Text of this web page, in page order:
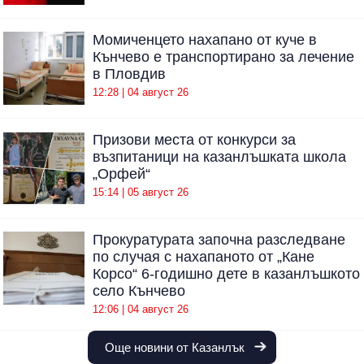
Момиченцето нахапано от куче в
Кънчево е транспортирано за лечение
в Пловдив
12:28 | 04 август 26
Призови места от конкурси за
възпитаници на казанлъшката школа
„Орфей“
15:14 | 05 август 26
Прокуратурата започна разследване
по случая с нахапаното от „Кане
Корсо“ 6-годишно дете в казанлъшкото
село Кънчево
12:06 | 04 август 26
Още новини от Казанлък